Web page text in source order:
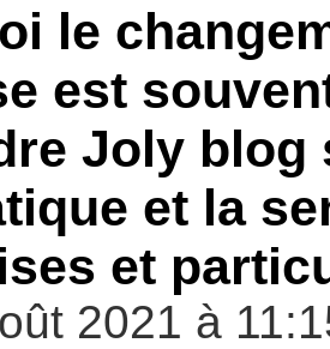
le
est
Joly blog
et la
et
2021 à